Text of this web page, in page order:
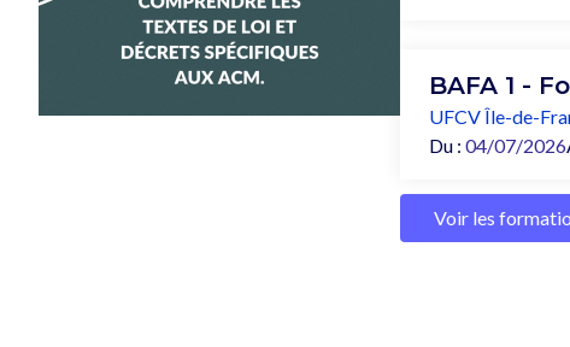
BAFA 1 -
UFCV Île-de-
Du : 04/07/2026
Voir les